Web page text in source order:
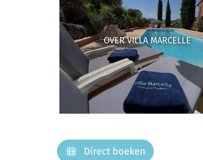
OVER VILLA MARCELLE
Direct boeken